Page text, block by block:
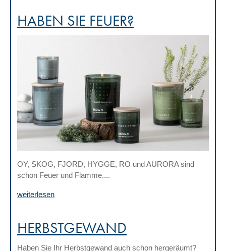
HABEN SIE FEUER?
OY, SKOG, FJORD, HYGGE, RO und AURORA sind
schon Feuer und Flamme....
weiterlesen
HERBSTGEWAND
Haben Sie Ihr Herbstgewand auch schon hergeräumt?